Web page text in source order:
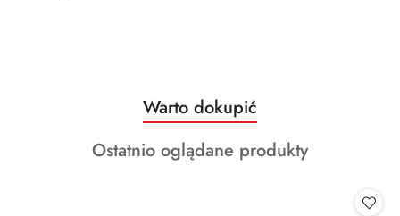
Pomiń karuzelę produktów
Produkty
o
statusie:
Warto dokupić
Produkty
Ostatnio oglądane produkty